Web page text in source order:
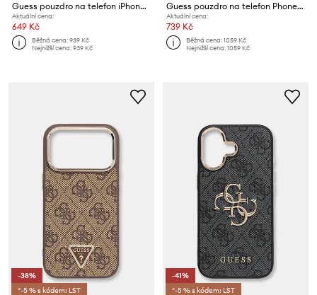
Guess pouzdro na telefon iPhone 16 Pro Max
Aktuální cena:
649 Kč
Běžná cena:939 Kč
Nejnižší cena:939 Kč
Guess pouzdro na telefon Phone 15 Pro Max
Aktuální cena:
739 Kč
Běžná cena:1059 Kč
Nejnižší cena:1059 Kč
-38%
*-5 % s kódem: LST
-41%
*-5 % s kódem: LST